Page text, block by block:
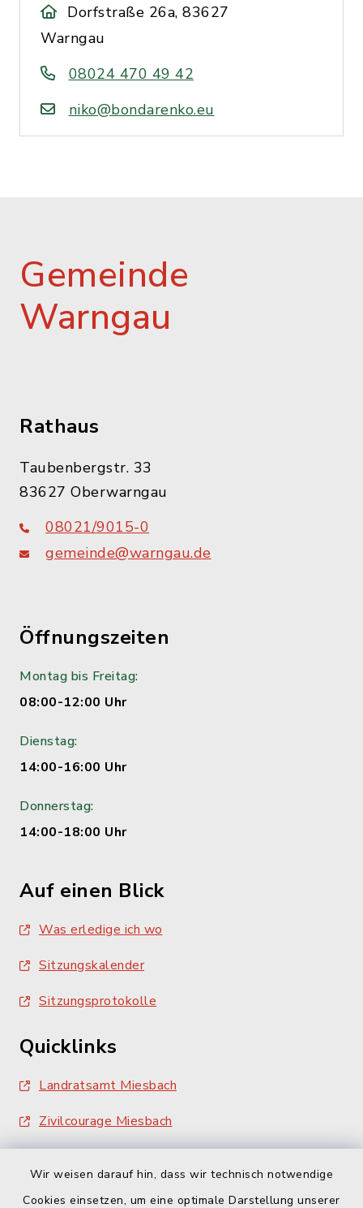
Wir weisen darauf hin, dass wir technisch notwendige
Cookies einsetzen, um eine optimale Darstellung unserer
Dorfstraße 26a, 83627
Warngau
08024 470 49 42
niko@bondarenko.eu
Gemeinde
Warngau
Rathaus
Taubenbergstr. 33
83627 Oberwarngau
08021/9015-0
gemeinde@warngau.de
Öffnungszeiten
Montag bis Freitag:
08:00-12:00 Uhr
Dienstag:
14:00-16:00 Uhr
Donnerstag:
14:00-18:00 Uhr
Auf einen Blick
Was erledige ich wo
Sitzungskalender
Sitzungsprotokolle
Quicklinks
Landratsamt Miesbach
Zivilcourage Miesbach